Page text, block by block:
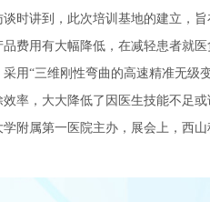
时讲到，此次培训基地的建立，
费用有大幅降低，在减轻患者就
用“三维刚性弯曲的高速精准无
率，大大降低了因医生技能不足
附属第一医院主办，展会上，西